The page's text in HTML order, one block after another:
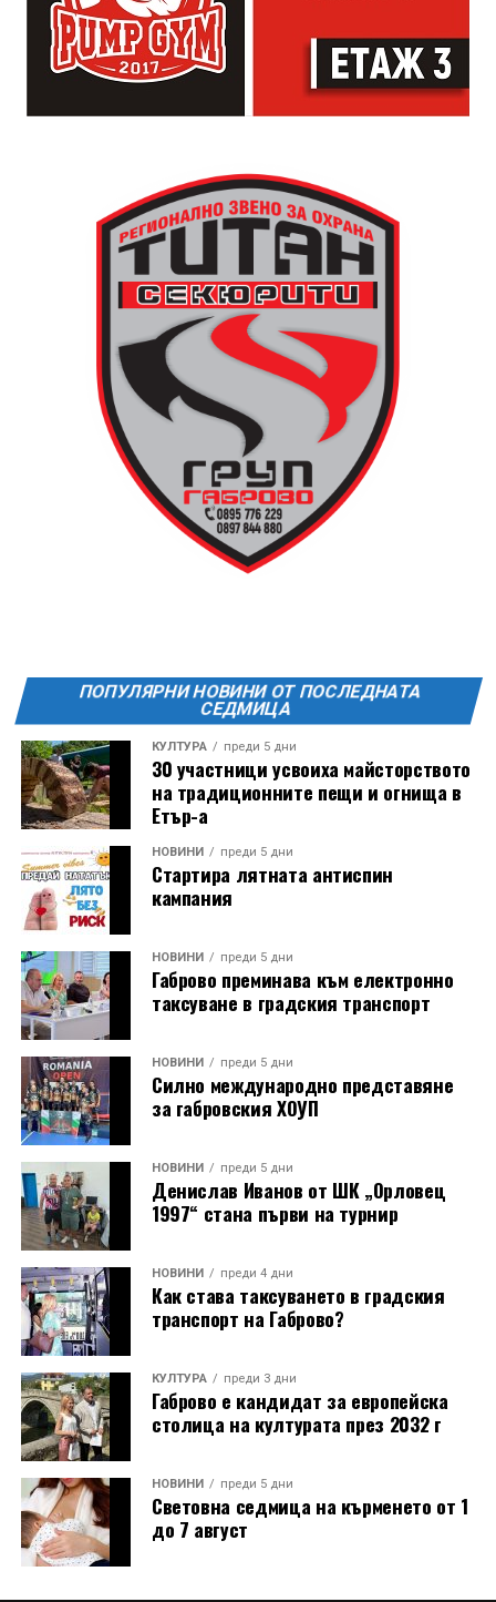
ПОПУЛЯРНИ НОВИНИ ОТ ПОСЛЕДНАТА
СЕДМИЦА
КУЛТУРА преди 5 дни
30 участници усвоиха майсторството
на традиционните пещи и огнища в
Етър-а
НОВИНИ преди 5 дни
Стартира лятната антиспин
кампания
НОВИНИ преди 5 дни
Габрово преминава към електронно
таксуване в градския транспорт
НОВИНИ преди 5 дни
Силно международно представяне
за габровския ХОУП
НОВИНИ преди 5 дни
Денислав Иванов от ШК „Орловец
1997“ стана първи на турнир
НОВИНИ преди 4 дни
Как става таксуването в градския
транспорт на Габрово?
КУЛТУРА преди 3 дни
Габрово е кандидат за европейска
столица на културата през 2032 г
НОВИНИ преди 5 дни
Световна седмица на кърменето от 1
до 7 август